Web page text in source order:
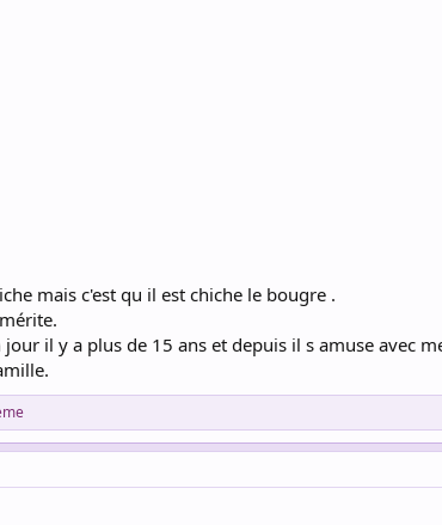
mais c'est qu il est chiche le bougre .
il y a plus de 15 ans et depuis il s amuse avec